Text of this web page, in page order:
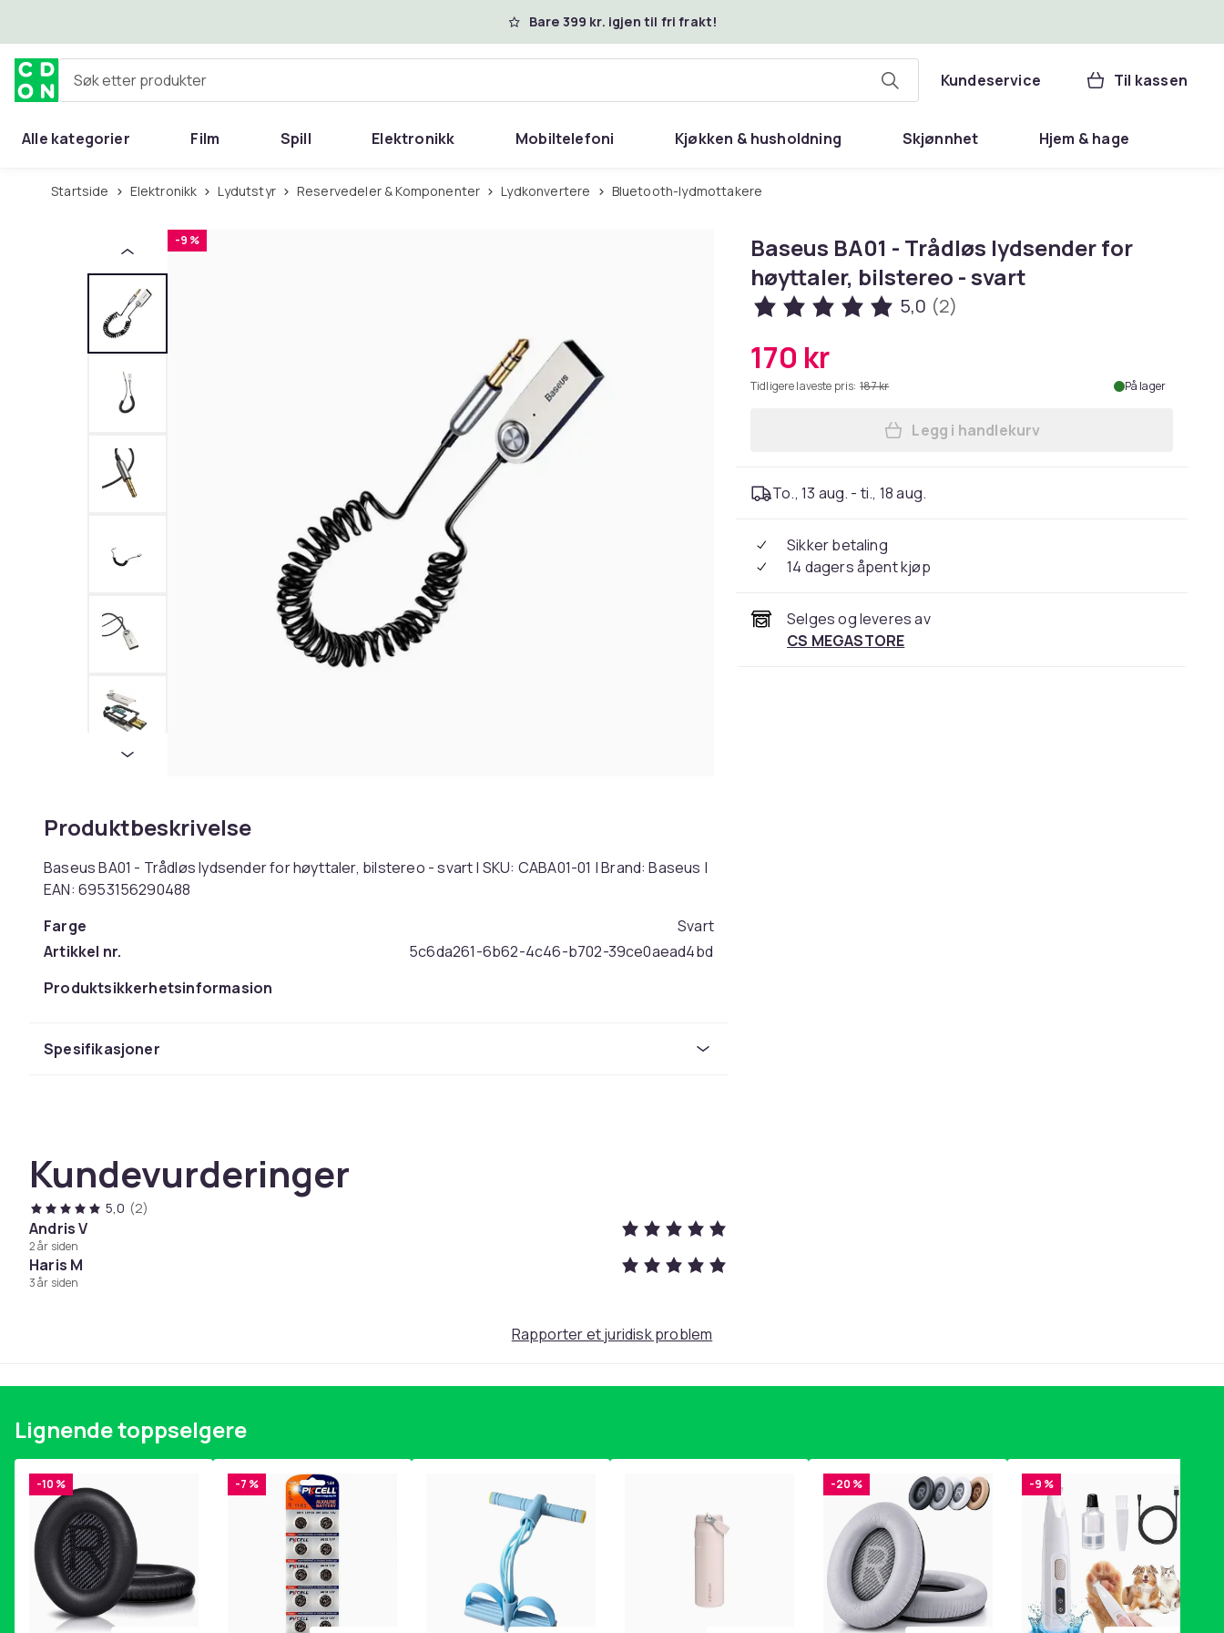
Bare 399 kr. igjen til fri frakt!
Søk etter produkter Kundeservice Til kassen
Alle kategorier Film Spill Elektronikk Mobiltelefoni Kjøkken & husholdning Skjønnhet Hjem & hage
Startside Elektronikk Lydutstyr Reservedeler & Komponenter Lydkonvertere Bluetooth-lydmottakere
-9 %
Produktbeskrivelse
Baseus BA01 - Trådløs lydsender for høyttaler, bilstereo - svart | SKU: CABA01-01 | Brand: Baseus |
EAN: 6953156290488
Farge
Svart
Artikkel nr.
5c6da261-6b62-4c46-b702-39ce0aead4bd
Produktsikkerhetsinformasjon
Spesifikasjoner
Kundevurderinger
5,0 (2)
Andris V
2 år siden
Haris M
3 år siden
Baseus BA01 - Trådløs lydsender for
høyttaler, bilstereo - svart
5,0 (2)
170 kr
Tidligere laveste pris: 187 kr På lager
Legg Baseus BA01 - Trådløs
Legg i handlekurv
To., 13 aug. - ti., 18 aug.
Sikker betaling
14 dagers åpent kjøp
Selges og leveres av
CS MEGASTORE
Rapporter et juridisk problem
Lignende toppselgere
-10 % -7 % -20 % -9 %